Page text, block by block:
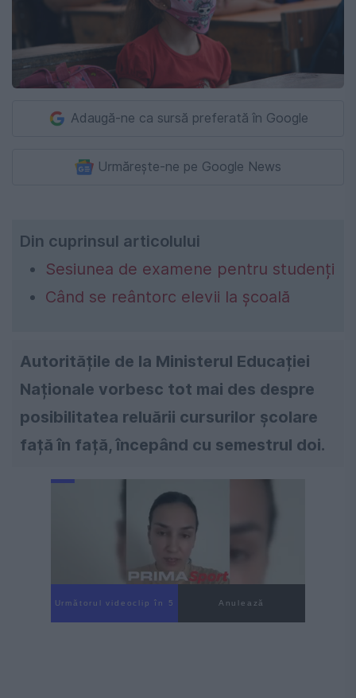
Adaugă-ne ca sursă preferată în Google
Urmărește-ne pe Google News
Din cuprinsul articolului
Sesiunea de examene pentru studenți
Când se reântorc elevii la școală
Autoritățile de la Ministerul Educației
Naționale vorbesc tot mai des despre
posibilitatea reluării cursurilor școlare
față în față, începând cu semestrul doi.
Următorul videoclip în 4 Anulează